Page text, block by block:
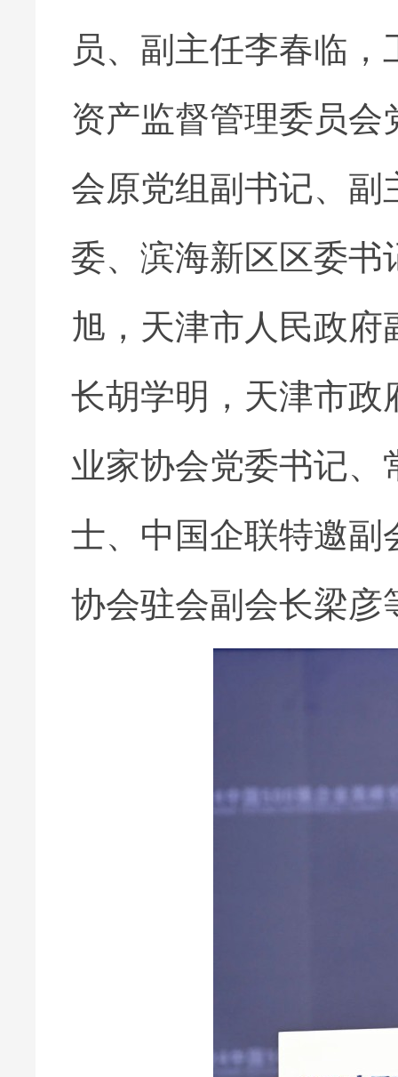
员、副主任李春临
资产监督管理委员
会原党组副书记、
委、滨海新区区委书
旭，天津市人民政
长胡学明，天津市政
业家协会党委书记
士、中国企联特邀副
协会驻会副会长梁彦